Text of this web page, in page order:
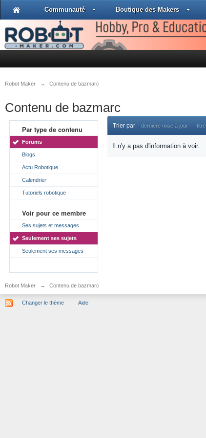
Communauté Boutique des Makers
Robot Maker → Contenu de bazmarc
Contenu de bazmarc
Par type de contenu
Forums
Blogs
Actu Robotique
Calendrier
Tutoriels robotique
Voir pour ce membre
Ses sujets et messages
Seulement ses sujets
Seulement ses messages
Trier par dernière mise à jour titre
Il n'y a pas d'information à voir.
Robot Maker → Contenu de bazmarc
Changer le thème Aide